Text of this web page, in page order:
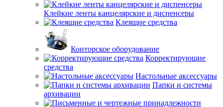
Клейкие ленты канцелярские и диспенсеры
Клеящие средства
Конторское оборудование
Корректирующие
средства
Настольные аксессуары
Папки и системы
архивации